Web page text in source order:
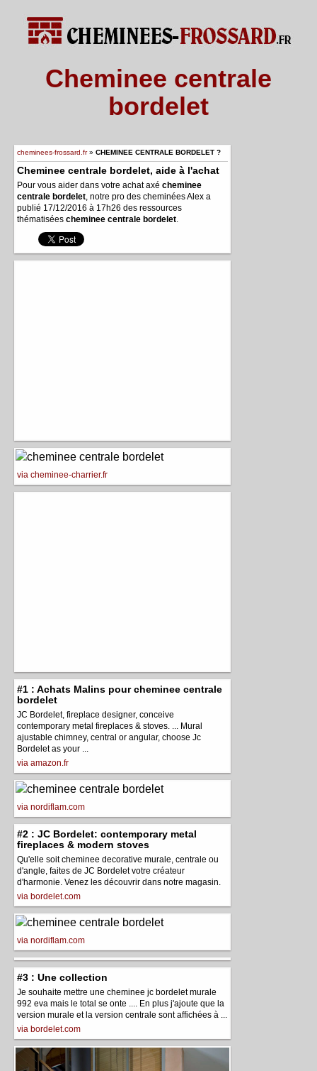
Cheminee centrale
bordelet
cheminees-frossard.fr» CHEMINEE CENTRALE BORDELET ?
Cheminee centrale bordelet, aide à l'achat
Pour vous aider dans votre achat axé cheminee
centrale bordelet, notre pro des cheminées Alex a
publié 17/12/2016 à 17h26 des ressources
thématisées cheminee centrale bordelet.
via cheminee-charrier.fr
#1 : Achats Malins pour cheminee centrale
bordelet
JC Bordelet, fireplace designer, conceive
contemporary metal fireplaces & stoves. ... Mural
ajustable chimney, central or angular, choose Jc
Bordelet as your ...
via amazon.fr
via nordiflam.com
#2 : JC Bordelet: contemporary metal
fireplaces & modern stoves
Qu'elle soit cheminee decorative murale, centrale ou
d'angle, faites de JC Bordelet votre créateur
d'harmonie. Venez les découvrir dans notre magasin.
via bordelet.com
via nordiflam.com
#3 : Une collection
Je souhaite mettre une cheminee jc bordelet murale
992 eva mais le total se onte .... En plus j'ajoute que la
version murale et la version centrale sont affichées à ...
via bordelet.com